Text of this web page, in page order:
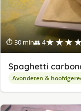
⏱ 30 min👥 4
Spaghetti
Avondeten &